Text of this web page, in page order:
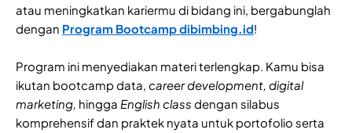
atau meningkatkan kariermu di bidang ini, bergabunglah
dengan Program Bootcamp dibimbing.id!
Program ini menyediakan materi terlengkap. Kamu bisa
ikutan bootcamp data, career development, digital
marketing, hingga English class dengan silabus
komprehensif dan praktek nyata untuk portofolio serta